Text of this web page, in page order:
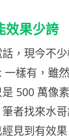
效果少誇
，現今不
一樣有，雖
500 萬像
者找來水
見到有效